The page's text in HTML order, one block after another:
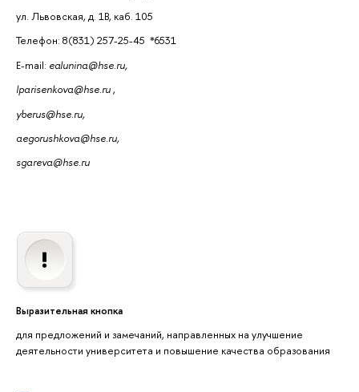
ул. Львовская, д. 1В, каб. 105
Телефон: 8(831) 257-25-45 *6531
E-mail: ealunina@hse.ru,
lparisenkova@hse.ru,
yberus@hse.ru,
aegorushkova@hse.ru,
sgareva@hse.ru
Выразительная кнопка
для предложений и замечаний, направленных на улучшение
деятельности университета и повышение качества образования